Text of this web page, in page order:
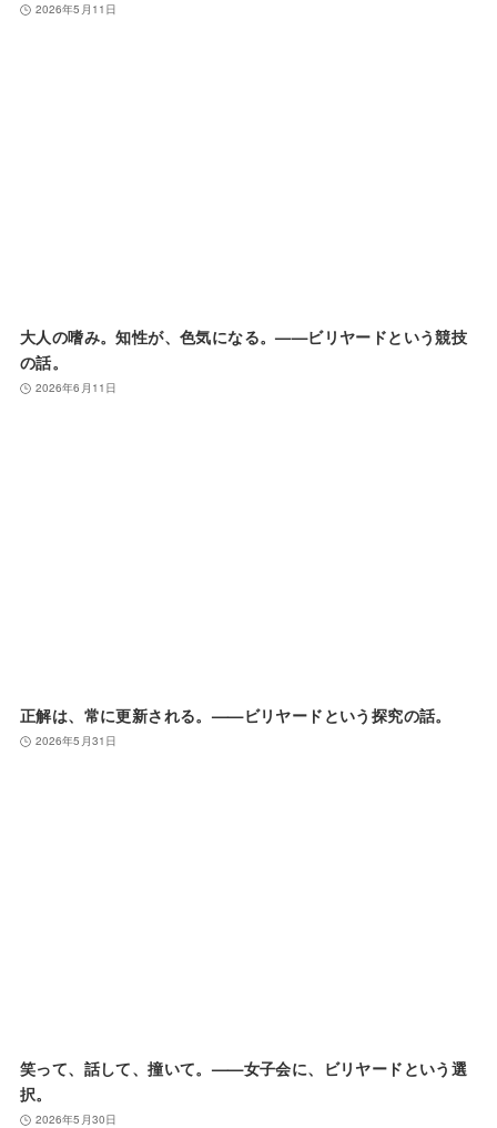
2026年5月11日
大人の嗜み。知性が、色気になる。——ビリヤードという競技
の話。
2026年6月11日
正解は、常に更新される。——ビリヤードという探究の話。
2026年5月31日
笑って、話して、撞いて。——女子会に、ビリヤードという選
択。
2026年5月30日